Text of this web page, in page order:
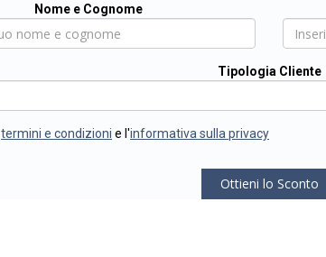
Nome e Cognome
Tipologia Cliente
termini e condizioni e l'informativa sulla privacy
Ottieni lo Sconto